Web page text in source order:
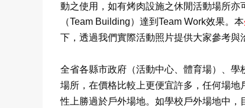
動之使用，如有烤肉設施之休閒活動場所
（Team Building）達到 Team Work效果。本
下，透過我們實際活動照片提供大家參考與
全省各縣市政府（活動中心、體育場）、
場所，在價格比較上更便宜許多，任何場
性上勝過於戶外場地。如學校戶外場地中